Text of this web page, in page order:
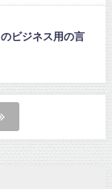
ビジネス用の言